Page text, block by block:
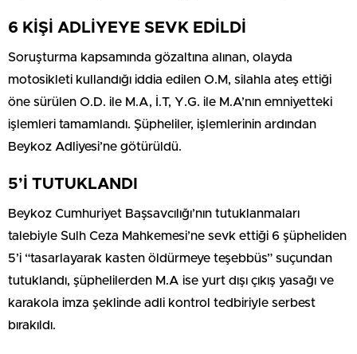
6 KİŞİ ADLİYEYE SEVK EDİLDİ
Soruşturma kapsamında gözaltına alınan, olayda
motosikleti kullandığı iddia edilen O.M, silahla ateş ettiği
öne sürülen O.D. ile M.A, İ.T, Y.G. ile M.A’nın emniyetteki
işlemleri tamamlandı. Şüpheliler, işlemlerinin ardından
Beykoz Adliyesi’ne götürüldü.
5’İ TUTUKLANDI
Beykoz Cumhuriyet Başsavcılığı’nın tutuklanmaları
talebiyle Sulh Ceza Mahkemesi’ne sevk ettiği 6 şüpheliden
5’i “tasarlayarak kasten öldürmeye teşebbüs” suçundan
tutuklandı, şüphelilerden M.A ise yurt dışı çıkış yasağı ve
karakola imza şeklinde adli kontrol tedbiriyle serbest
bırakıldı.